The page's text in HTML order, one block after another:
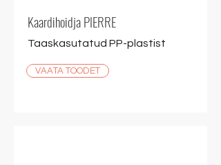
Kaardihoidja PIERRE
Taaskasutatud PP-plastist
VAATA TOODET